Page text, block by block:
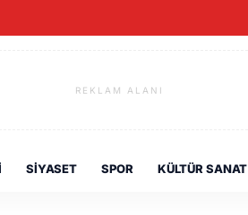
REKLAM ALANI
SIYASET SPOR KÜLTÜR SANAT